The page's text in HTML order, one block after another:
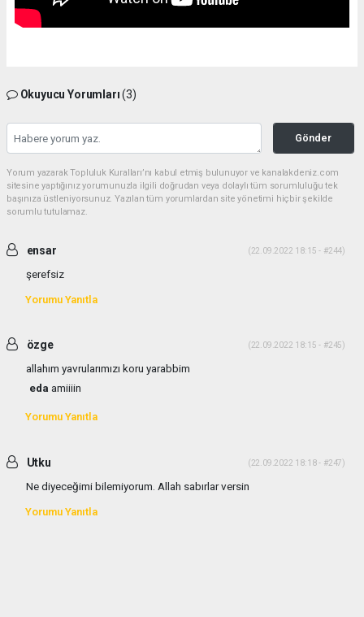
Okuyucu Yorumları(3)
Gönder
Yorum yazarak Topluluk Kuralları’nı kabul etmiş bulunuyor ve kanalakdeniz.com
sitesine yaptığınız yorumunuzla ilgili doğrudan veya dolaylı tüm sorumluluğu tek
başınıza üstleniyorsunuz. Yazılan tüm yorumlardan site yönetimi hiçbir şekilde
sorumlu tutulamaz.
ensar (22.09.2022 18:15 - #244)
şerefsiz
Yorumu Yanıtla
özge (22.09.2022 18:15 - #245)
allahım yavrularımızı koru yarabbim
eda amiiiin
Yorumu Yanıtla
Utku (22.09.2022 18:18 - #247)
Ne diyeceğimi bilemiyorum. Allah sabırlar versin
Yorumu Yanıtla